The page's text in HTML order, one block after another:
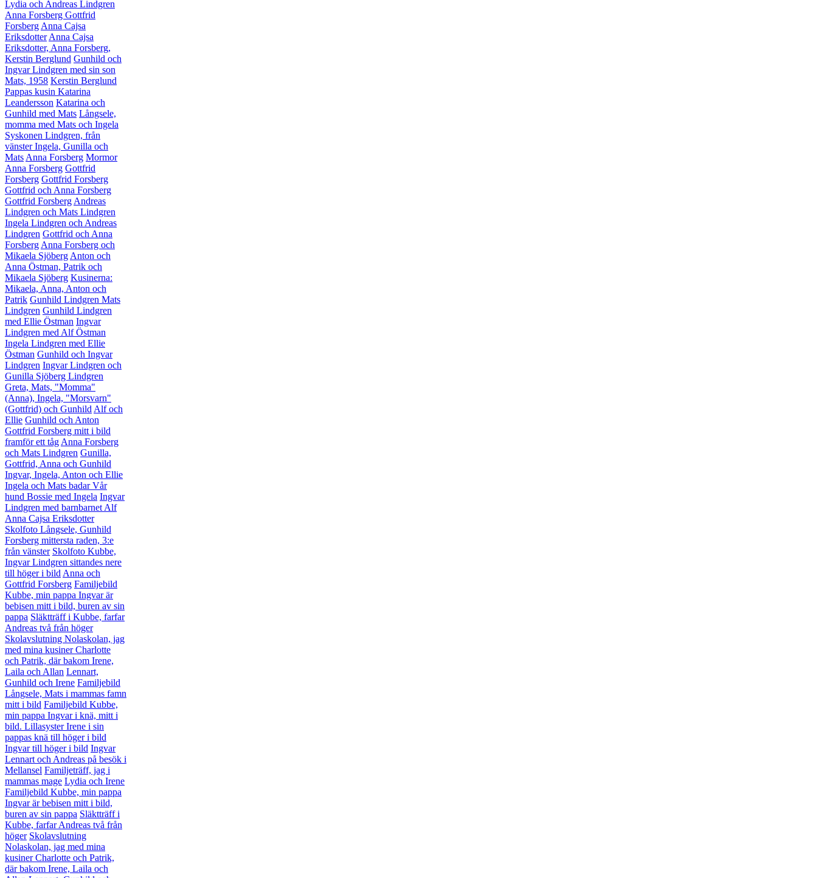
Lydia och Andreas Lindgren
Anna Forsberg Gottfrid
Forsberg Anna Cajsa
Eriksdotter Anna Cajsa
Eriksdotter, Anna Forsberg,
Kerstin Berglund Gunhild och
Ingvar Lindgren med sin son
Mats, 1958 Kerstin Berglund
Pappas kusin Katarina
Leandersson Katarina och
Gunhild med Mats Långsele,
momma med Mats och Ingela
Syskonen Lindgren, från
vänster Ingela, Gunilla och
Mats Anna Forsberg Mormor
Anna Forsberg Gottfrid
Forsberg Gottfrid Forsberg
Gottfrid och Anna Forsberg
Gottfrid Forsberg Andreas
Lindgren och Mats Lindgren
Ingela Lindgren och Andreas
Lindgren Gottfrid och Anna
Forsberg Anna Forsberg och
Mikaela Sjöberg Anton och
Anna Östman, Patrik och
Mikaela Sjöberg Kusinerna:
Mikaela, Anna, Anton och
Patrik Gunhild Lindgren Mats
Lindgren Gunhild Lindgren
med Ellie Östman Ingvar
Lindgren med Alf Östman
Ingela Lindgren med Ellie
Östman Gunhild och Ingvar
Lindgren Ingvar Lindgren och
Gunilla Sjöberg Lindgren
Greta, Mats, "Momma"
(Anna), Ingela, "Morsvarn"
(Gottfrid) och Gunhild Alf och
Ellie Gunhild och Anton
Gottfrid Forsberg mitt i bild
framför ett tåg Anna Forsberg
och Mats Lindgren Gunilla,
Gottfrid, Anna och Gunhild
Ingvar, Ingela, Anton och Ellie
Ingela och Mats badarVår
hund Bossie med Ingela Ingvar
Lindgren med barnbarnet Alf
Anna Cajsa Eriksdotter
Skolfoto Långsele, Gunhild
Forsberg mittersta raden, 3:e
från vänster Skolfoto Kubbe,
Ingvar Lindgren sittandes nere
till höger i bild Anna och
Gottfrid Forsberg Familjebild
Kubbe, min pappa Ingvar är
bebisen mitt i bild, buren av sin
pappa Släktträff i Kubbe, farfar
Andreas två från höger
Skolavslutning Nolaskolan, jag
med mina kusiner Charlotte
och Patrik, där bakom Irene,
Laila och Allan Lennart,
Gunhild och Irene Familjebild
Långsele, Mats i mammas famn
mitt i bild Familjebild Kubbe,
min pappa Ingvar i knä, mitt i
bild. Lillasyster Irene i sin
pappas knä till höger i bild
Ingvar till höger i bild Ingvar
Lennart och Andreas på besök i
Mellansel Familjeträff, jag i
mammas mage Lydia och Irene
Familjebild Kubbe, min pappa
Ingvar är bebisen mitt i bild,
buren av sin pappa Släktträff i
Kubbe, farfar Andreas två från
höger Skolavslutning
Nolaskolan, jag med mina
kusiner Charlotte och Patrik,
där bakom Irene, Laila och